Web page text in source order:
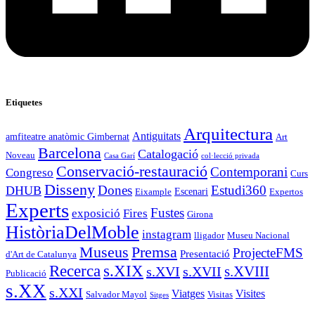
Etiquetes
amfiteatre anatòmic Gimbernat Antiguitats Arquitectura Art
Noveau Barcelona Casa Garí Catalogació col·lecció privada
Congreso Conservació-restauracióContemporani Curs
DHUB Disseny Dones Eixample Escenari Estudi360 Expertos
Experts exposició Fires Fustes Girona
HistòriaDelMoble instagram lligador Museu Nacional
d'Art de Catalunya Museus Premsa Presentació ProjecteFMS
Publicació Recerca s.XIXs.XVI s.XVII s.XVIII
s.XX s.XXI Salvador Mayol Sitges Viatges Visitas Visites